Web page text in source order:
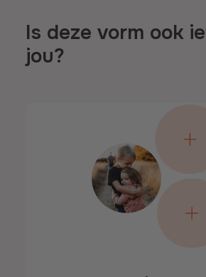
Is deze vorm ook
jou?